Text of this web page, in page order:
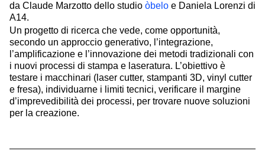
da Claude Marzotto dello studio òbelo e Daniela Lorenzi di
A14.
Un progetto di ricerca che vede, come opportunità,
secondo un approccio generativo, l’integrazione,
l’amplificazione e l’innovazione dei metodi tradizionali con
i nuovi processi di stampa e laseratura. L’obiettivo è
testare i macchinari (laser cutter, stampanti 3D, vinyl cutter
e fresa), individuarne i limiti tecnici, verificare il margine
d’imprevedibilità dei processi, per trovare nuove soluzioni
per la creazione.